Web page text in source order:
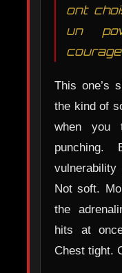
ont
un
This one’s
the kind of
when you
punching.
Not soft.
the
hits at
Chest tight.